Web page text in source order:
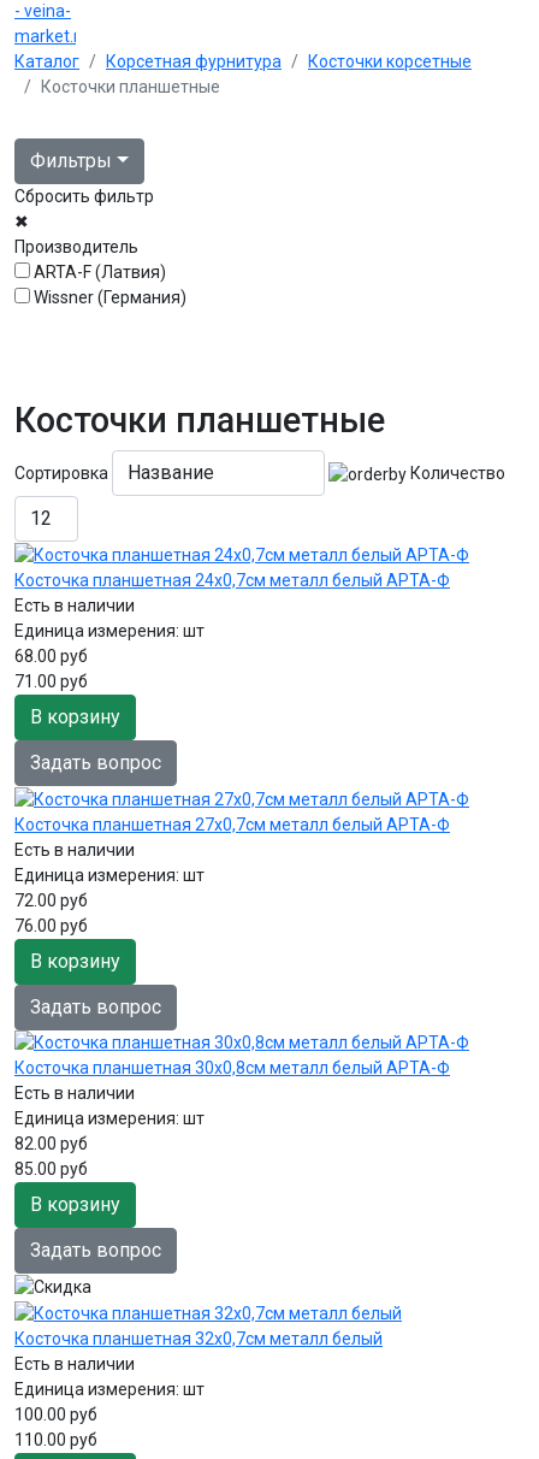
- veina-
market.ru
Каталог
Корсетная фурнитура
Косточки корсетные
Косточки планшетные
Фильтры
Сбросить фильтр
✖
Производитель
ARTA-F (Латвия)
Wissner (Германия)
Косточки планшетные
Сортировка Количество
Косточка планшетная 24х0,7см металл белый АРТА-Ф
Есть в наличии
Единица измерения: шт
68.00 руб
71.00 руб
В корзину
Задать вопрос
Косточка планшетная 27х0,7см металл белый АРТА-Ф
Есть в наличии
Единица измерения: шт
72.00 руб
76.00 руб
В корзину
Задать вопрос
Косточка планшетная 30х0,8см металл белый АРТА-Ф
Есть в наличии
Единица измерения: шт
82.00 руб
85.00 руб
В корзину
Задать вопрос
Косточка планшетная 32х0,7см металл белый
Есть в наличии
Единица измерения: шт
100.00 руб
110.00 руб